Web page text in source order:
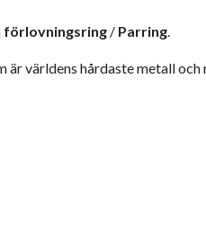
förlovningsring / Parring.
är världens hårdaste metall